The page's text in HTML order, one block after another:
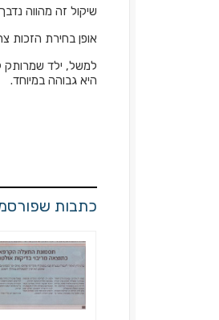
שיקול זה מהווה
אופן בחירת הזכות
למשל, ילד שמרותק
היא גבוהה במיוחד.
כתבות